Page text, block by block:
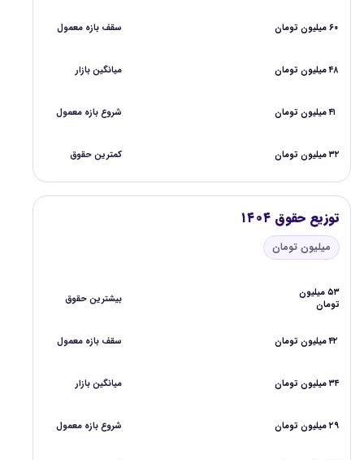
سقف بازه معمول ۶۰ میلیون تومان
میانگین بازار ۴۸ میلیون تومان
شروع بازه معمول ۴۱ میلیون تومان
کمترین حقوق ۳۲ میلیون تومان
توزیع حقوق ۱۴۰۴
میلیون تومان
بیشترین حقوق
۵۳ میلیون
تومان
سقف بازه معمول ۴۲ میلیون تومان
میانگین بازار ۳۴ میلیون تومان
شروع بازه معمول ۲۹ میلیون تومان